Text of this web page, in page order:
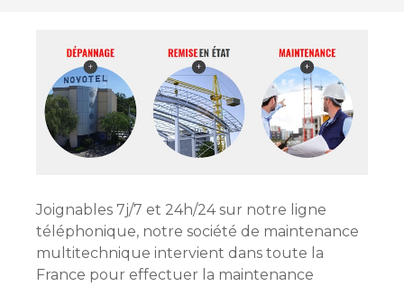
Joignables 7j/7 et 24h/24 sur notre ligne
téléphonique, notre société de maintenance
multitechnique intervient dans toute la
France pour effectuer la maintenance